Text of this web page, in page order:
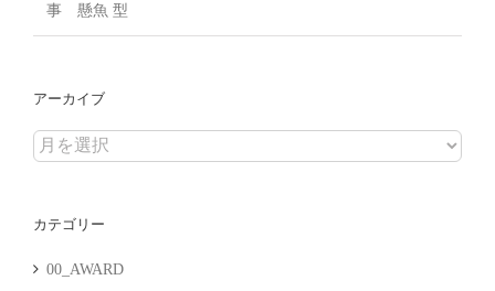
事 懸魚 型
アーカイブ
ア
イ
カテゴリー
00_AWARD